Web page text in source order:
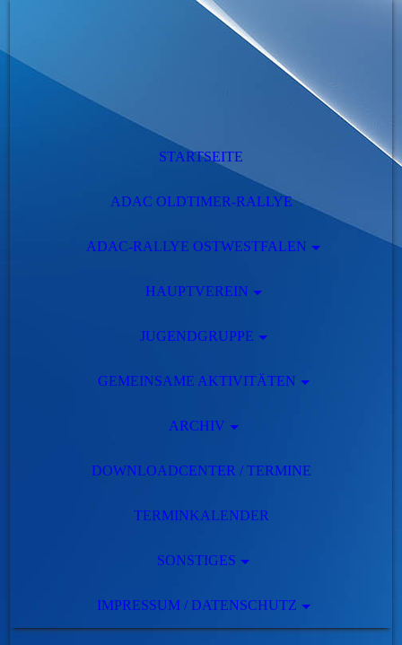
STARTSEITE
ADAC OLDTIMER-RALLYE
ADAC-RALLYE OSTWESTFALEN
HAUPTVEREIN
JUGENDGRUPPE
GEMEINSAME AKTIVITÄTEN
ARCHIV
DOWNLOADCENTER / TERMINE
TERMINKALENDER
SONSTIGES
IMPRESSUM / DATENSCHUTZ